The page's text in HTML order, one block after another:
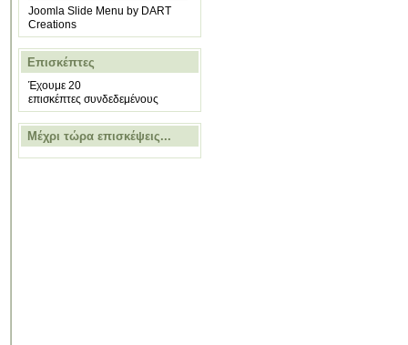
Joomla Slide Menu by DART
Creations
Επισκέπτες
Έχουμε 20
επισκέπτες συνδεδεμένους
Μέχρι τώρα επισκέψεις...